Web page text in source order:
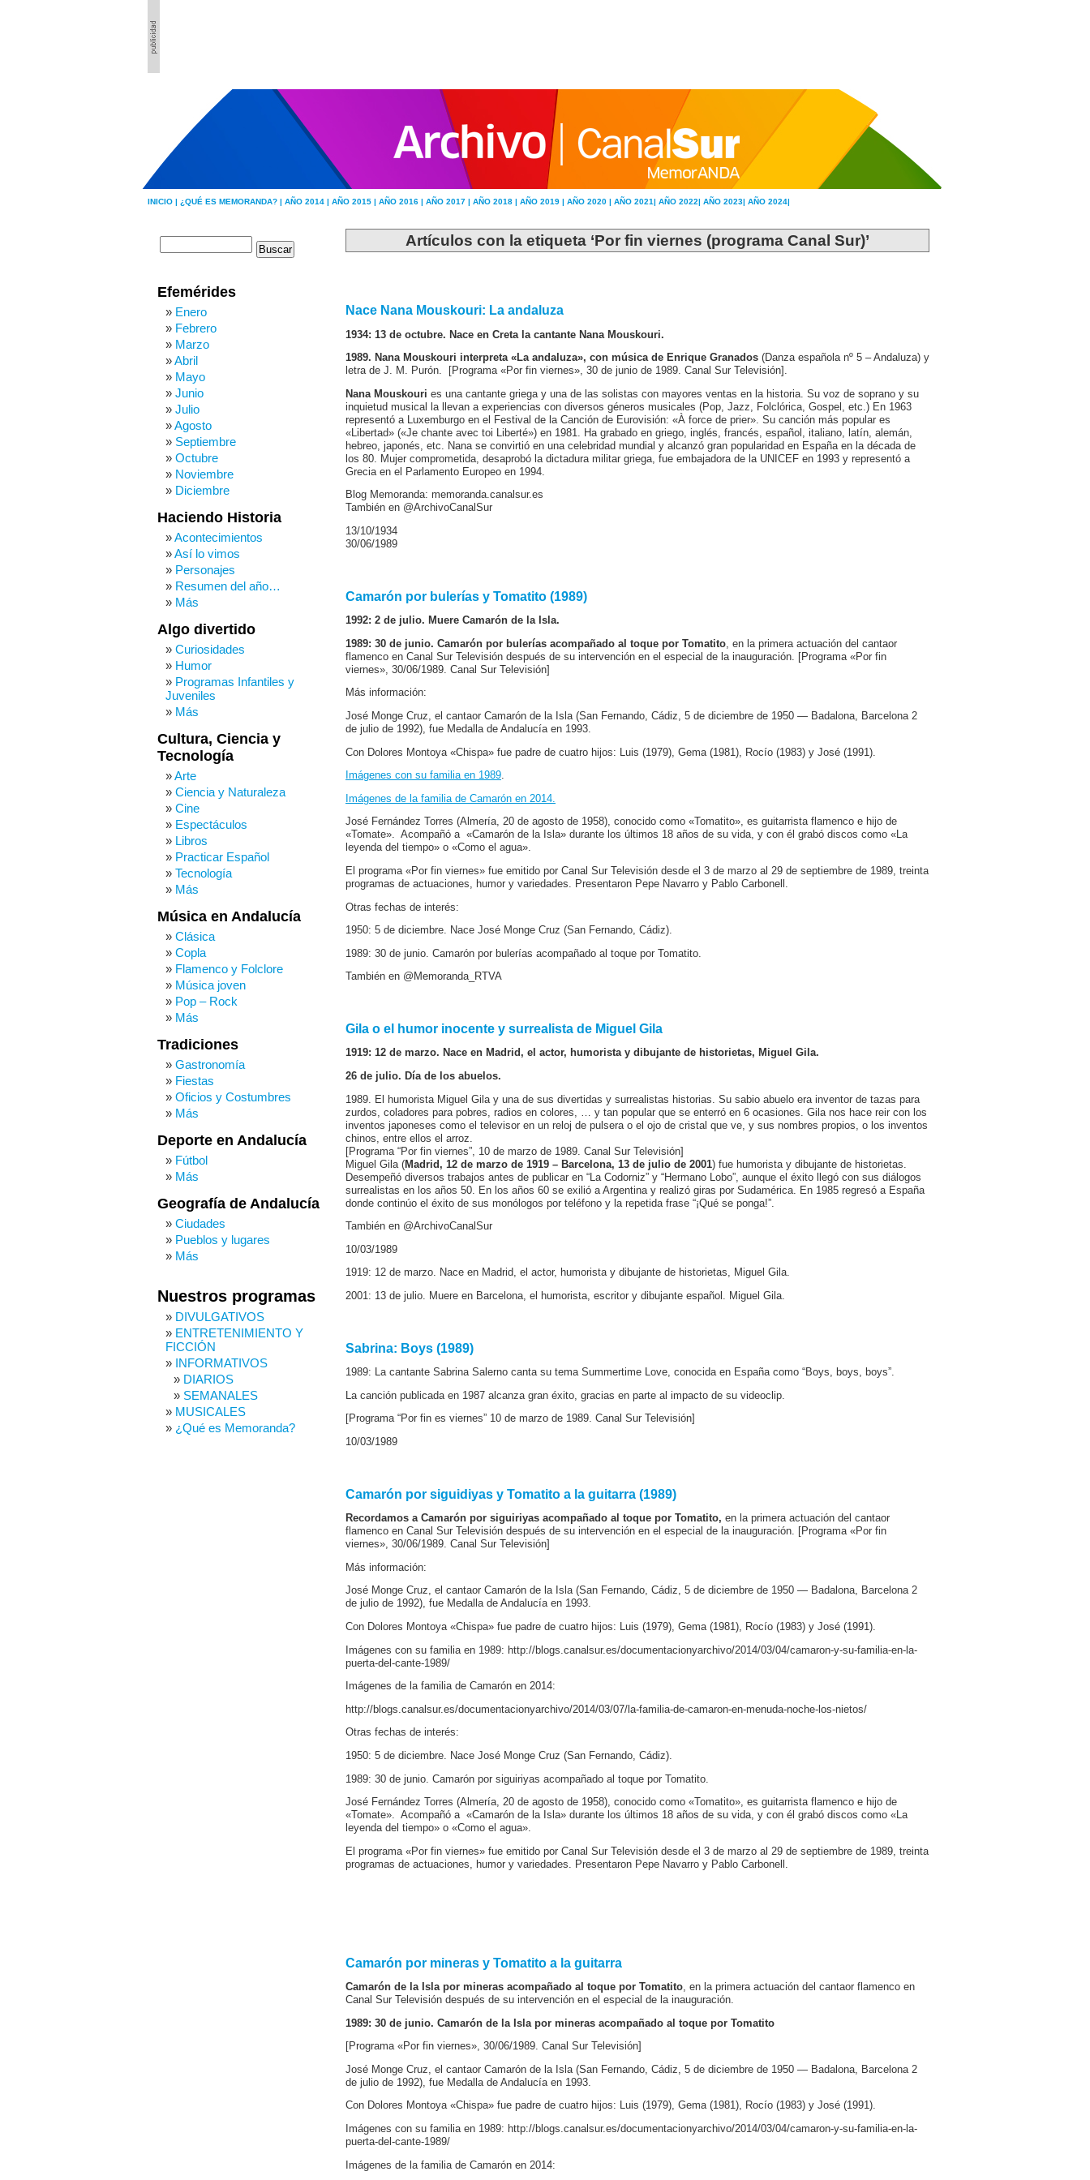
INICIO | ¿QUÉ ES MEMORANDA? | AÑO 2014 | AÑO 2015 | AÑO 2016 | AÑO 2017 | AÑO 2018 | AÑO 2019 | AÑO 2020 | AÑO 2021| AÑO 2022| AÑO 2023| AÑO 2024|
Artículos con la etiqueta ‘Por fin viernes (programa Canal Sur)’
Nace Nana Mouskouri: La andaluza
1934: 13 de octubre. Nace en Creta la cantante Nana Mouskouri.
1989. Nana Mouskouri interpreta «La andaluza», con música de Enrique Granados (Danza española nº 5 – Andaluza) y
letra de J. M. Purón. [Programa «Por fin viernes», 30 de junio de 1989. Canal Sur Televisión].
Nana Mouskouri es una cantante griega y una de las solistas con mayores ventas en la historia. Su voz de soprano y su
inquietud musical la llevan a experiencias con diversos géneros musicales (Pop, Jazz, Folclórica, Gospel, etc.) En 1963
representó a Luxemburgo en el Festival de la Canción de Eurovisión: «À force de prier». Su canción más popular es
«Libertad» («Je chante avec toi Liberté») en 1981. Ha grabado en griego, inglés, francés, español, italiano, latín, alemán,
hebreo, japonés, etc. Nana se convirtió en una celebridad mundial y alcanzó gran popularidad en España en la década de
los 80. Mujer comprometida, desaprobó la dictadura militar griega, fue embajadora de la UNICEF en 1993 y representó a
Grecia en el Parlamento Europeo en 1994.
Blog Memoranda: memoranda.canalsur.es
También en @ArchivoCanalSur
13/10/1934
30/06/1989
Camarón por bulerías y Tomatito (1989)
1992: 2 de julio. Muere Camarón de la Isla.
1989: 30 de junio. Camarón por bulerías acompañado al toque por Tomatito , en la primera actuación del cantaor
flamenco en Canal Sur Televisión después de su intervención en el especial de la inauguración. [Programa «Por fin
viernes», 30/06/1989. Canal Sur Televisión]
Más información:
José Monge Cruz, el cantaor Camarón de la Isla (San Fernando, Cádiz, 5 de diciembre de 1950 — Badalona, Barcelona 2
de julio de 1992), fue Medalla de Andalucía en 1993.
Con Dolores Montoya «Chispa» fue padre de cuatro hijos: Luis (1979), Gema (1981), Rocío (1983) y José (1991).
Imágenes con su familia en 1989.
Imágenes de la familia de Camarón en 2014.
José Fernández Torres (Almería, 20 de agosto de 1958), conocido como «Tomatito», es guitarrista flamenco e hijo de
«Tomate». Acompañó a «Camarón de la Isla» durante los últimos 18 años de su vida, y con él grabó discos como «La
leyenda del tiempo» o «Como el agua».
El programa «Por fin viernes» fue emitido por Canal Sur Televisión desde el 3 de marzo al 29 de septiembre de 1989, treinta
programas de actuaciones, humor y variedades. Presentaron Pepe Navarro y Pablo Carbonell.
Otras fechas de interés:
1950: 5 de diciembre. Nace José Monge Cruz (San Fernando, Cádiz).
1989: 30 de junio. Camarón por bulerías acompañado al toque por Tomatito.
También en @Memoranda_RTVA
Gila o el humor inocente y surrealista de Miguel Gila
1919: 12 de marzo. Nace en Madrid, el actor, humorista y dibujante de historietas, Miguel Gila.
26 de julio. Día de los abuelos.
1989. El humorista Miguel Gila y una de sus divertidas y surrealistas historias. Su sabio abuelo era inventor de tazas para
zurdos, coladores para pobres, radios en colores, … y tan popular que se enterró en 6 ocasiones. Gila nos hace reir con los
inventos japoneses como el televisor en un reloj de pulsera o el ojo de cristal que ve, y sus nombres propios, o los inventos
chinos, entre ellos el arroz.
[Programa “Por fin viernes”, 10 de marzo de 1989. Canal Sur Televisión]
Miguel Gila (Madrid, 12 de marzo de 1919 – Barcelona, 13 de julio de 2001) fue humorista y dibujante de historietas.
Desempeñó diversos trabajos antes de publicar en “La Codorniz” y “Hermano Lobo”, aunque el éxito llegó con sus diálogos
surrealistas en los años 50. En los años 60 se exilió a Argentina y realizó giras por Sudamérica. En 1985 regresó a España
donde continúo el éxito de sus monólogos por teléfono y la repetida frase “¡Qué se ponga!”.
También en @ArchivoCanalSur
10/03/1989
1919: 12 de marzo. Nace en Madrid, el actor, humorista y dibujante de historietas, Miguel Gila.
2001: 13 de julio. Muere en Barcelona, el humorista, escritor y dibujante español. Miguel Gila.
Sabrina: Boys (1989)
1989: La cantante Sabrina Salerno canta su tema Summertime Love, conocida en España como “Boys, boys, boys”.
La canción publicada en 1987 alcanza gran éxito, gracias en parte al impacto de su videoclip.
[Programa “Por fin es viernes” 10 de marzo de 1989. Canal Sur Televisión]
10/03/1989
Camarón por siguidiyas y Tomatito a la guitarra (1989)
Recordamos a Camarón por siguiriyas acompañado al toque por Tomatito, en la primera actuación del cantaor
flamenco en Canal Sur Televisión después de su intervención en el especial de la inauguración. [Programa «Por fin
viernes», 30/06/1989. Canal Sur Televisión]
Más información:
José Monge Cruz, el cantaor Camarón de la Isla (San Fernando, Cádiz, 5 de diciembre de 1950 — Badalona, Barcelona 2
de julio de 1992), fue Medalla de Andalucía en 1993.
Con Dolores Montoya «Chispa» fue padre de cuatro hijos: Luis (1979), Gema (1981), Rocío (1983) y José (1991).
Imágenes con su familia en 1989: http://blogs.canalsur.es/documentacionyarchivo/2014/03/04/camaron-y-su-familia-en-la-
puerta-del-cante-1989/
Imágenes de la familia de Camarón en 2014:
http://blogs.canalsur.es/documentacionyarchivo/2014/03/07/la-familia-de-camaron-en-menuda-noche-los-nietos/
Otras fechas de interés:
1950: 5 de diciembre. Nace José Monge Cruz (San Fernando, Cádiz).
1989: 30 de junio. Camarón por siguiriyas acompañado al toque por Tomatito.
José Fernández Torres (Almería, 20 de agosto de 1958), conocido como «Tomatito», es guitarrista flamenco e hijo de
«Tomate». Acompañó a «Camarón de la Isla» durante los últimos 18 años de su vida, y con él grabó discos como «La
leyenda del tiempo» o «Como el agua».
El programa «Por fin viernes» fue emitido por Canal Sur Televisión desde el 3 de marzo al 29 de septiembre de 1989, treinta
programas de actuaciones, humor y variedades. Presentaron Pepe Navarro y Pablo Carbonell.
Camarón por mineras y Tomatito a la guitarra
Camarón de la Isla por mineras acompañado al toque por Tomatito, en la primera actuación del cantaor flamenco en
Canal Sur Televisión después de su intervención en el especial de la inauguración.
1989: 30 de junio. Camarón de la Isla por mineras acompañado al toque por Tomatito
[Programa «Por fin viernes», 30/06/1989. Canal Sur Televisión]
José Monge Cruz, el cantaor Camarón de la Isla (San Fernando, Cádiz, 5 de diciembre de 1950 — Badalona, Barcelona 2
de julio de 1992), fue Medalla de Andalucía en 1993.
Con Dolores Montoya «Chispa» fue padre de cuatro hijos: Luis (1979), Gema (1981), Rocío (1983) y José (1991).
Imágenes con su familia en 1989: http://blogs.canalsur.es/documentacionyarchivo/2014/03/04/camaron-y-su-familia-en-la-
puerta-del-cante-1989/
Imágenes de la familia de Camarón en 2014:
Efemérides
Enero
Febrero
Marzo
Abril
Mayo
Junio
Julio
Agosto
Septiembre
Octubre
Noviembre
Diciembre
Haciendo Historia
Acontecimientos
Así lo vimos
Personajes
Resumen del año…
Más
Algo divertido
Curiosidades
Humor
Programas Infantiles y
Juveniles
Más
Cultura, Ciencia y
Tecnología
Arte
Ciencia y Naturaleza
Cine
Espectáculos
Libros
Practicar Español
Tecnología
Más
Música en Andalucía
Clásica
Copla
Flamenco y Folclore
Música joven
Pop – Rock
Más
Tradiciones
Gastronomía
Fiestas
Oficios y Costumbres
Más
Deporte en Andalucía
Fútbol
Más
Geografía de Andalucía
Ciudades
Pueblos y lugares
Más
Nuestros programas
DIVULGATIVOS
ENTRETENIMIENTO Y
FICCIÓN
INFORMATIVOS
DIARIOS
SEMANALES
MUSICALES
¿Qué es Memoranda?